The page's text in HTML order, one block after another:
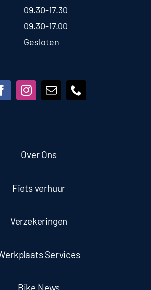
09.30-17.30
09.30-17.00
Gesloten
Over Ons
Fiets verhuur
Verzekeringen
Services
Bike News